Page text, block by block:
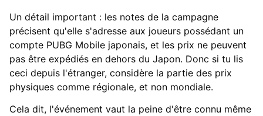
Un détail important : les notes de la campagne
précisent qu'elle s'adresse aux joueurs possédant un
compte PUBG Mobile japonais, et les prix ne peuvent
pas être expédiés en dehors du Japon. Donc si tu lis
ceci depuis l'étranger, considère la partie des prix
physiques comme régionale, et non mondiale.
Cela dit, l'événement vaut la peine d'être connu même